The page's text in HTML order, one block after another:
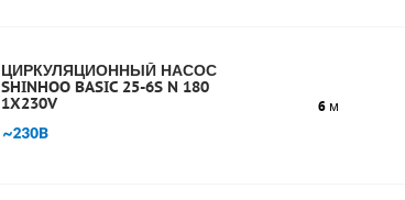
ЦИРКУЛЯЦИОННЫЙ НАСОС
SHINHOO BASIC 25-6S N 180
1X230V
6 м